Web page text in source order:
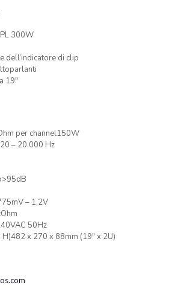
300W
dell’indicatore di clip
19″
per channel150W
– 20.000 Hz
– 1.2V
50Hz
x 270 x 88mm (19″ x 2U)